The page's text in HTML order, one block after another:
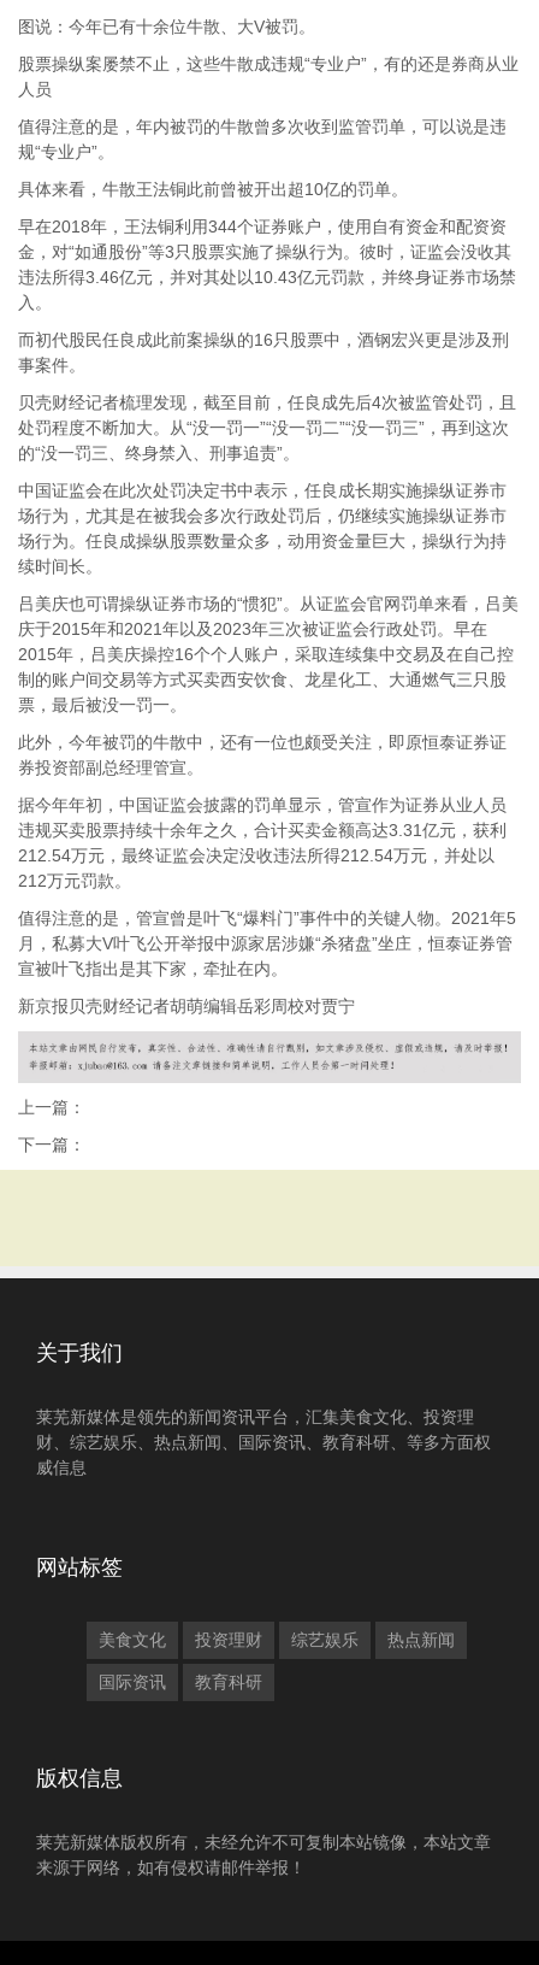
图说：今年已有十余位牛散、大V被罚。
股票操纵案屡禁不止，这些牛散成违规“专业户”，有的还是券商从业
人员
值得注意的是，年内被罚的牛散曾多次收到监管罚单，可以说是违
规“专业户”。
具体来看，牛散王法铜此前曾被开出超10亿的罚单。
早在2018年，王法铜利用344个证券账户，使用自有资金和配资资
金，对“如通股份”等3只股票实施了操纵行为。彼时，证监会没收其
违法所得3.46亿元，并对其处以10.43亿元罚款，并终身证券市场禁
入。
而初代股民任良成此前案操纵的16只股票中，酒钢宏兴更是涉及刑
事案件。
贝壳财经记者梳理发现，截至目前，任良成先后4次被监管处罚，且
处罚程度不断加大。从“没一罚一”“没一罚二”“没一罚三”，再到这次
的“没一罚三、终身禁入、刑事追责”。
中国证监会在此次处罚决定书中表示，任良成长期实施操纵证券市
场行为，尤其是在被我会多次行政处罚后，仍继续实施操纵证券市
场行为。任良成操纵股票数量众多，动用资金量巨大，操纵行为持
续时间长。
吕美庆也可谓操纵证券市场的“惯犯”。从证监会官网罚单来看，吕美
庆于2015年和2021年以及2023年三次被证监会行政处罚。早在
2015年，吕美庆操控16个个人账户，采取连续集中交易及在自己控
制的账户间交易等方式买卖西安饮食、龙星化工、大通燃气三只股
票，最后被没一罚一。
此外，今年被罚的牛散中，还有一位也颇受关注，即原恒泰证券证
券投资部副总经理管宣。
据今年年初，中国证监会披露的罚单显示，管宣作为证券从业人员
违规买卖股票持续十余年之久，合计买卖金额高达3.31亿元，获利
212.54万元，最终证监会决定没收违法所得212.54万元，并处以
212万元罚款。
值得注意的是，管宣曾是叶飞“爆料门”事件中的关键人物。2021年5
月，私募大V叶飞公开举报中源家居涉嫌“杀猪盘”坐庄，恒泰证券管
宣被叶飞指出是其下家，牵扯在内。
新京报贝壳财经记者胡萌编辑岳彩周校对贾宁
上一篇：
下一篇：
关于我们
莱芜新媒体是领先的新闻资讯平台，汇集美食文化、投资理
财、综艺娱乐、热点新闻、国际资讯、教育科研、等多方面权
威信息
网站标签
美食文化 投资理财 综艺娱乐 热点新闻
国际资讯 教育科研
版权信息
莱芜新媒体版权所有，未经允许不可复制本站镜像，本站文章
来源于网络，如有侵权请邮件举报！